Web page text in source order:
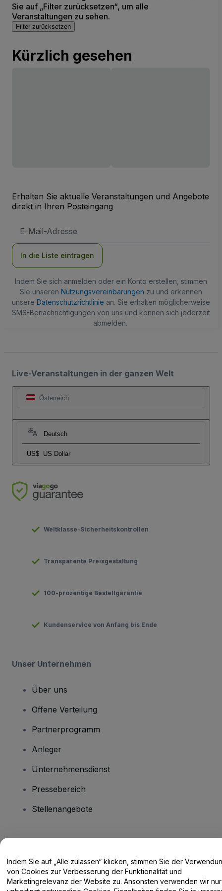
Sie auf „Filter zurücksetzen“, um alle
Veranstaltungen zu sehen.
Filter zurücksetzen
Kürzlich gesehen
Erhalten Sie aktuelle Veranstaltungen und Angebote
direkt in Ihren Posteingang
Mail-
In die Liste eintragen
Indem Sie sich anmelden oder ein Konto erstellen, stimmen
Sie unseren Nutzungsvereinbarungen zu und erkennen
unsere Datenschutzrichtlinie an. Sie erhalten möglicherweise
SMS-Benachrichtigungen von uns und können sich jederzeit
abmelden.
Live-Veranstaltungen in der ganzen Welt
Österreich
Deutsch
US$ US Dollar
Weltklasse-Sicherheitskontrollen
Transparente Preisgestaltung
100-prozentige Bestellgarantie
Kundenservice von Anfang bis Ende
Unser Unternehmen
Über uns
Offene Verteilung
Partnerprogramm
Anleger
Unternehmensdienst
Pressebereich
Stellenangebote
Hilfe-Center / Kontakt
Indem Sie auf „Alle zulassen“ klicken, stimmen Sie der
von Cookies zur Verbesserung der Funktionalität und
Marketingrelevanz der Website zu. Ansonsten verwenden wir nur